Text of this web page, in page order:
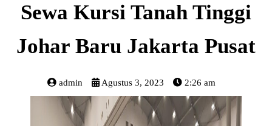
Sewa Kursi Tanah Tinggi
Johar Baru Jakarta Pusat
admin Agustus 3, 2023 2:26 am